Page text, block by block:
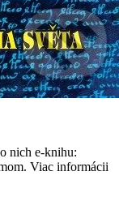
nich e-knihu:
Viac informácii